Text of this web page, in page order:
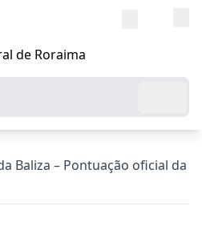
de Roraima
Baliza – Pontuação oficial da